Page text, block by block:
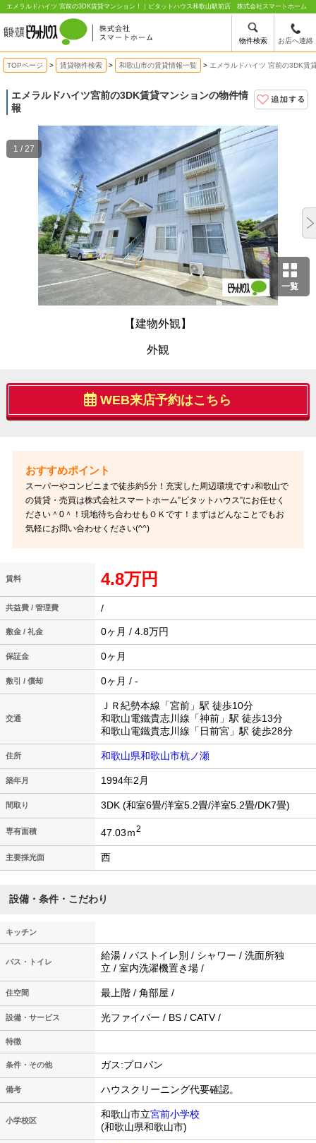
物件検索 お店へ連絡
エメラルドハイツ 宮前の3DK賃貸マンション！｜ピタットハウス和歌山駅前店 株式会社スマートホーム
TOPページ 賃貸物件検索 和歌山市の賃貸情報一覧 エメラルドハイツ 宮前の3DK賃
エメラルドハイツ宮前の3DK賃貸マンションの物件情
報
一覧
【建物外観】
外観
1 / 27
WEB来店予約はこちら
スーパーやコンビニまで徒歩約5分！充実した周辺環境です♪和歌山で
の賃貸・売買は株式会社スマートホーム”ピタットハウス”にお任せく
ださい＾0＾！現地待ち合わせもＯＫです！まずはどんなことでもお
気軽にお問い合わせください(^^)
賃料 4.8万円
共益費 / 管理費 /
敷金 / 礼金 0ヶ月 / 4.8万円
保証金 0ヶ月
敷引 / 償却 0ヶ月 / -
交通
ＪＲ紀勢本線「宮前」駅 徒歩10分
和歌山電鐵貴志川線「神前」駅 徒歩13分
和歌山電鐵貴志川線「日前宮」駅 徒歩28分
住所 和歌山県和歌山市杭ノ瀬
築年月 1994年2月
間取り 3DK (和室6畳/洋室5.2畳/洋室5.2畳/DK7畳)
専有面積 47.03ｍ2
主要採光面 西
設備・条件・こだわり
キッチン
バス・トイレ
給湯 / バストイレ別 / シャワー / 洗面所独
立 / 室内洗濯機置き場 /
住空間 最上階 / 角部屋 /
設備・サービス 光ファイバー / BS / CATV /
特徴
条件・その他 ガス:プロパン
備考 ハウスクリーニング代要確認。
小学校区
和歌山市立宮前小学校
(和歌山県和歌山市)